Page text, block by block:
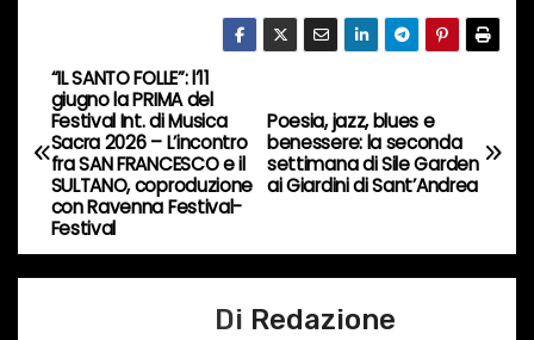
o
r
s
o
…
N
a
v
g
Poesia, jazz, blues e
benessere: la seconda
settimana di Sile Garden
ai Giardini di Sant’Andrea
“IL SANTO FOLLE”: l’11
giugno la PRIMA del
Festival Int. di Musica
Sacra 2026 – L’incontro
fra SAN FRANCESCO e il
SULTANO, coproduzione
con Ravenna Festival-
Festival
Di Redazione